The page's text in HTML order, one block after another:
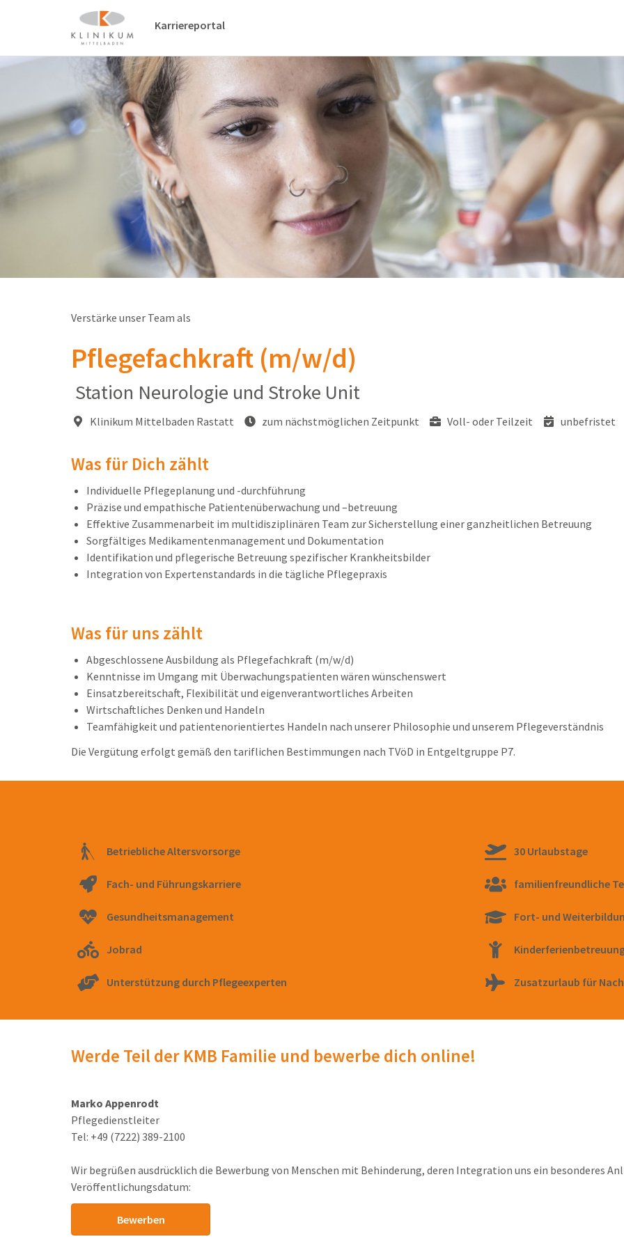
Karriereportal
Pflegefachkraft (m/w/d)
Station Neurologie und Stroke Unit
Klinikum Mittelbaden Rastatt zum nächstmöglichen Zeitpunkt Voll- oder Teilzeit unbefristet
Verstärke unser Team als
Was für Dich zählt
Individuelle Pflegeplanung und -durchführung
Präzise und empathische Patientenüberwachung und –betreuung
Effektive Zusammenarbeit im multidisziplinären Team zur Sicherstellung einer ganzheitlichen Betreuung
Sorgfältiges Medikamentenmanagement und Dokumentation
Identifikation und pflegerische Betreuung spezifischer Krankheitsbilder
Integration von Expertenstandards in die tägliche Pflegepraxis
Was für uns zählt
Abgeschlossene Ausbildung als Pflegefachkraft (m/w/d)
Kenntnisse im Umgang mit Überwachungspatienten wären wünschenswert
Einsatzbereitschaft, Flexibilität und eigenverantwortliches Arbeiten
Wirtschaftliches Denken und Handeln
Teamfähigkeit und patientenorientiertes Handeln nach unserer Philosophie und unserem Pflegeverständnis
Die Vergütung erfolgt gemäß den tariflichen Bestimmungen nach TVöD in Entgeltgruppe P7.
Betriebliche Altersvorsorge 30 Urlaubstage
Fach- und Führungskarriere familienfreundliche
Gesundheitsmanagement Fort- und
Jobrad
Unterstützung durch Pflegeexperten Zusatzurlaub für
Werde Teil der KMB Familie und bewerbe dich online!
Marko Appenrodt
Pflegedienstleiter
Tel: +49 (7222) 389-2100
Wir begrüßen ausdrücklich die Bewerbung von Menschen mit Behinderung, deren Integration uns ein besonderes
Veröffentlichungsdatum:
Bewerben